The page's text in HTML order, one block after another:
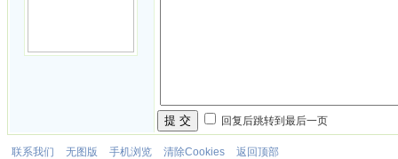
提 交 回复后跳转到最后一页
联系我们 无图版 手机浏览 清除Cookies
返回顶部